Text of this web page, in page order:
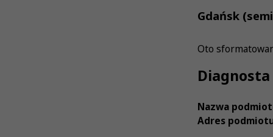
Gdańsk
Oto
Nazwa
Adres